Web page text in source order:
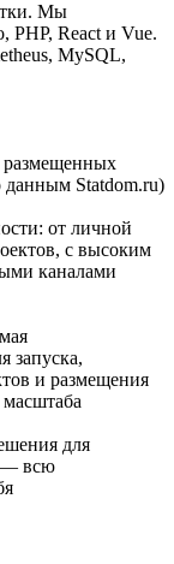
Мы
PHP, React и Vue.
MySQL,
данным Statdom.ru)
от личной
с высоким
каналами
запуска,
и размещения
для
— всю